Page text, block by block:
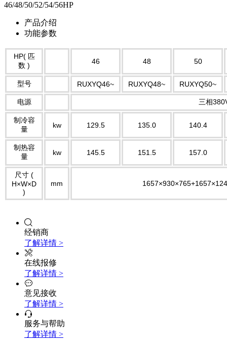
46/48/50/52/54/56HP
产品介绍
功能参数
HP( 匹
数 )
46 48 50
型号 RUXYQ46~ RUXYQ48~ RUXYQ50~
电源 三相
制冷容
量
kw 129.5 135.0 140.4
制热容
量
kw 145.5 151.5 157.0
尺寸 (
H×W×D
)
mm
经销商
了解详情 >
在线报修
了解详情 >
意见接收
了解详情 >
服务与帮助
了解详情 >